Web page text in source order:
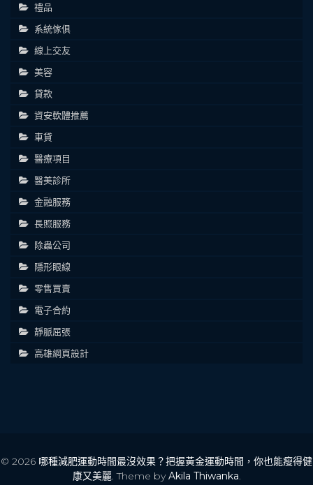
禮品
系統傢俱
線上交友
美容
貸款
資安軟體推薦
車貸
醫療項目
醫美診所
金融服務
長照服務
除蟲公司
隱形眼線
零售買賣
電子合約
靜脈屈張
高雄網頁設計
© 2026 哪種減肥運動時間最沒效果？把握黃金運動時間，你也能瘦得健
康又美麗. Theme byAkila Thiwanka.